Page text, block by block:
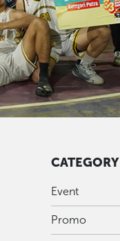
CATEGORY
Event
Promo